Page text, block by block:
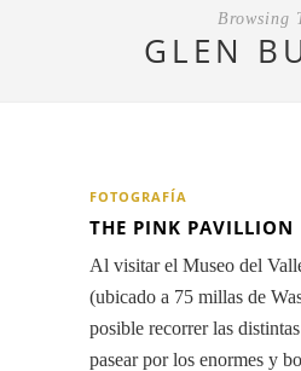
Browsing
GLEN
FOTOGRAFÍA
THE PINK PAVILLION
Al visitar el Museo del
(ubicado a 75 millas de
posible recorrer las
pasear por los enormes y